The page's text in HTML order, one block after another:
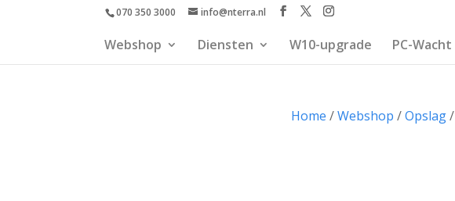
070 350 3000 info@nterra.nl
Webshop Diensten W10-upgrade PC-Wacht
Home /Webshop /Opslag/